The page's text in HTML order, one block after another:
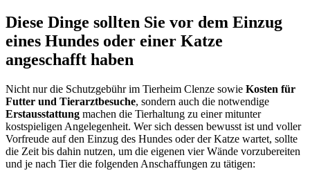
Diese Dinge sollten Sie vor dem Einzug
eines Hundes oder einer Katze
angeschafft haben
Nicht nur die Schutzgebühr im Tierheim Clenze sowie Kosten für
Futter und Tierarztbesuche, sondern auch die notwendige
Erstausstattung machen die Tierhaltung zu einer mitunter
kostspieligen Angelegenheit. Wer sich dessen bewusst ist und voller
Vorfreude auf den Einzug des Hundes oder der Katze wartet, sollte
die Zeit bis dahin nutzen, um die eigenen vier Wände vorzubereiten
und je nach Tier die folgenden Anschaffungen zu tätigen: